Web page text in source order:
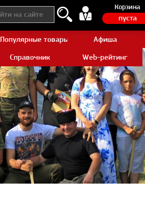
Корзина
пуста
Популярные товары AliexpressАфиша
Справочник
Web-рейтинг